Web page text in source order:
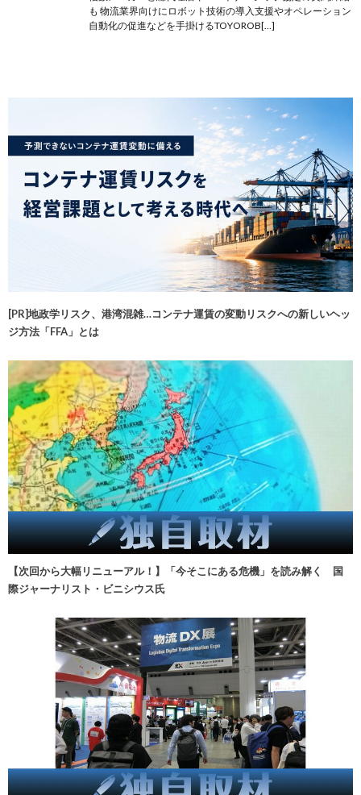
も 物流業界向けにロボット技術の導入支援やオペレーション
自動化の促進などを手掛けるTOYOROB[…]
[PR]地政学リスク、港湾混雑…コンテナ運賃の変動リスクへの新しいヘッ
ジ方法「FFA」とは
【次回から大幅リニューアル！】「今そこにある危機」を読み解く 国
際ジャーナリスト・ビニシウス氏